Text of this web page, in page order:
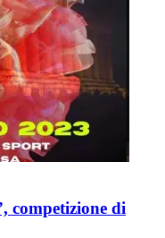
competizione di